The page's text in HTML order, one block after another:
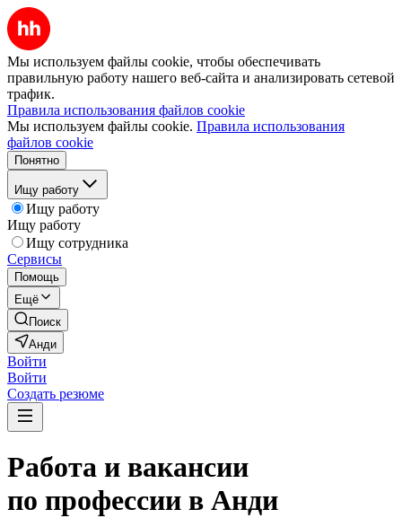
Мы используем файлы cookie, чтобы обеспечивать
правильную работу нашего веб-сайта и анализировать сетевой
трафик.
Правила использования файлов cookie
Мы используем файлы cookie. Правила использования
файлов cookie
Понятно
Ищу работу
Ищу работу
Ищу работу
Ищу сотрудника
Сервисы
Помощь
Ещё
Поиск
Анди
Войти
Войти
Создать резюме
Работа и вакансии
по профессии в Анди